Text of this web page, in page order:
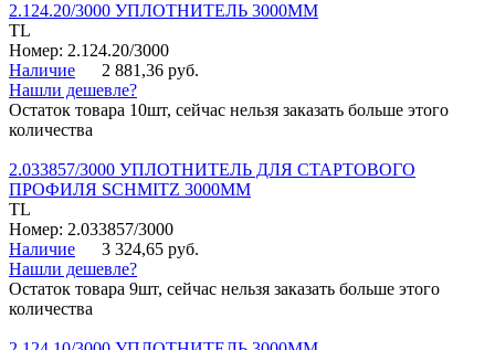
2.124.20/3000 УПЛОТНИТЕЛЬ 3000ММ
TL
Номер: 2.124.20/3000
Наличие
2 881,36 руб.
Нашли дешевле?
Остаток товара 10шт, сейчас нельзя заказать больше этого
количества
2.033857/3000 УПЛОТНИТЕЛЬ ДЛЯ СТАРТОВОГО
ПРОФИЛЯ SCHMITZ 3000ММ
TL
Номер: 2.033857/3000
Наличие
3 324,65 руб.
Нашли дешевле?
Остаток товара 9шт, сейчас нельзя заказать больше этого
количества